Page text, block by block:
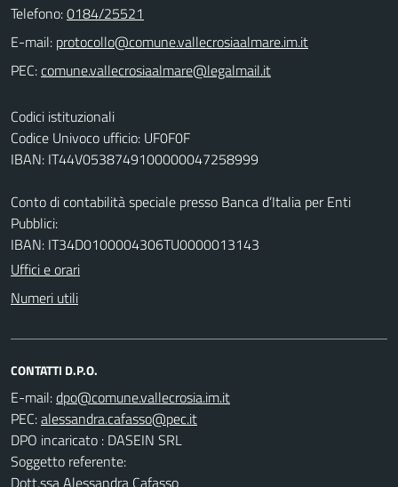
Telefono:0184/25521
E-mail:
PEC:
Codici istituzionali
Codice Univoco ufficio: UF0F0F
IBAN: IT44V0538749100000047258999
Conto di contabilità speciale presso Banca d’Italia per Enti
Pubblici:
IBAN: IT34D0100004306TU0000013143
Uffici e orari
Numeri utili
CONTATTI D.P.O.
E-mail:
PEC:
DPO incaricato : DASEIN SRL
Soggetto referente:
Dott.ssa Alessandra Cafasso